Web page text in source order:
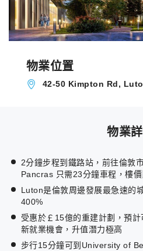
物業位置
42-50 Kimpton Rd,
物業
2分鐘步程到鐵路站，前往倫敦
Pancras 只需23分鐘車程，樓
Luton是倫敦周邊發展最急速的
400%
受惠於￡15億的重建計劃，預
新就業機會，升值潛力極高
步行15分鐘可到University of